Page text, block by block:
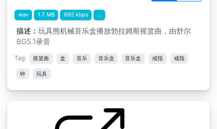
wav 1.7 MB 692 kbps ...
描述： 玩具熊机械音乐盒播放勃拉姆斯摇篮曲，由舒尔
BG5.1录音
Tag: 摇篮曲 盒 音乐 音乐盒 音乐盒 戒指 戒指
钟 玩具